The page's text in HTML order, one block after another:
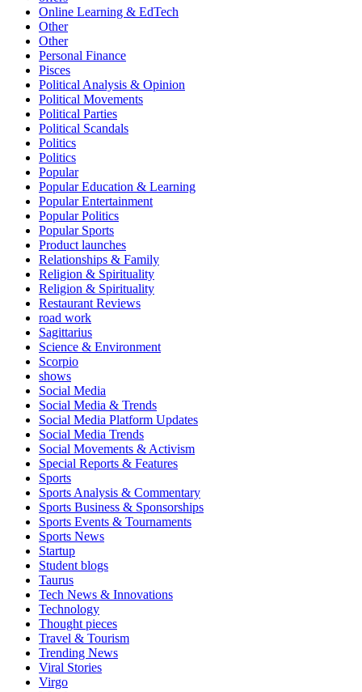
Online Learning & EdTech
Other
Other
Personal Finance
Pisces
Political Analysis & Opinion
Political Movements
Political Parties
Political Scandals
Politics
Politics
Popular
Popular Education & Learning
Popular Entertainment
Popular Politics
Popular Sports
Product launches
Relationships & Family
Religion & Spirituality
Religion & Spirituality
Restaurant Reviews
road work
Sagittarius
Science & Environment
Scorpio
shows
Social Media
Social Media & Trends
Social Media Platform Updates
Social Media Trends
Social Movements & Activism
Special Reports & Features
Sports
Sports Analysis & Commentary
Sports Business & Sponsorships
Sports Events & Tournaments
Sports News
Startup
Student blogs
Taurus
Tech News & Innovations
Technology
Thought pieces
Travel & Tourism
Trending News
Viral Stories
Virgo